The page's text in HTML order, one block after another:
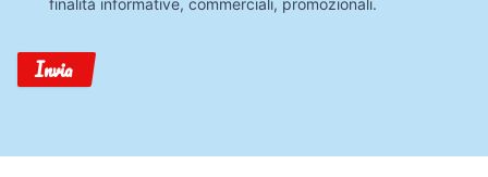
finalità informative, commerciali, promozionali.
Invia